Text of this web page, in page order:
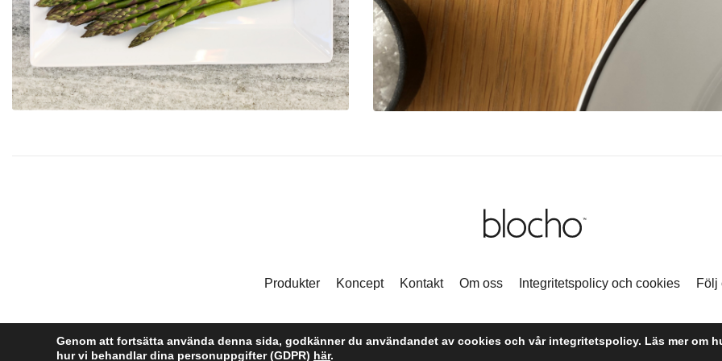
Produkter Koncept Kontakt Om oss Integritetspolicy och cookies Följ
© Blocho 2020
Genom att fortsätta använda denna sida, godkänner du användandet av cookies och vår integritetspolicy. Läs mer om
hur vi behandlar dina personuppgifter (GDPR) här.